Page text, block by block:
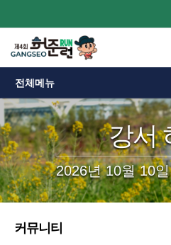
전체메뉴
강서
2026년 10월 10
커뮤니티